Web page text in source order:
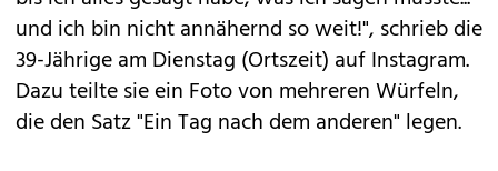
und ich bin nicht annähernd so weit!", schrieb die
39-Jährigeam Dienstag (Ortszeit) auf Instagram.
Dazu teilte sie ein Foto von mehreren Würfeln,
die den Satz "Ein Tag nach dem anderen" legen.